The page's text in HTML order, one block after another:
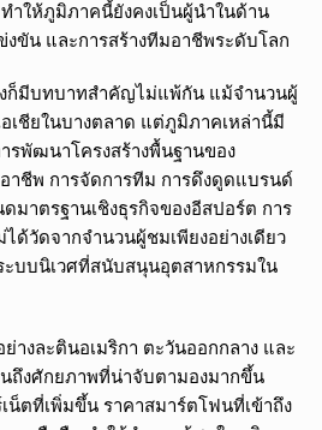
ำให้ภูมิภาคนี้ยังคงเป็นผู้นำในด้าน
ขัน และการสร้างทีมอาชีพระดับโลก
งก็มีบทบาทสำคัญไม่แพ้กัน แม้จำนวนผู้
เชียในบางตลาด แต่ภูมิภาคเหล่านี้มี
รพัฒนาโครงสร้างพื้นฐานของ
าชีพ การจัดการทีม การดึงดูดแบรนด์
มาตรฐานเชิงธุรกิจของอีสปอร์ต การ
ด้วัดจากจำนวนผู้ชมเพียงอย่างเดียว
บบนิเวศที่สนับสนุนอุตสาหกรรมใน
างละตินอเมริกา ตะวันออกกลาง และ
ถึงศักยภาพที่น่าจับตามองมากขึ้น
เน็ตที่เพิ่มขึ้น ราคาสมาร์ตโฟนที่เข้าถึง